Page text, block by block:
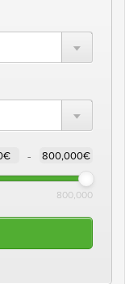
-
800,000